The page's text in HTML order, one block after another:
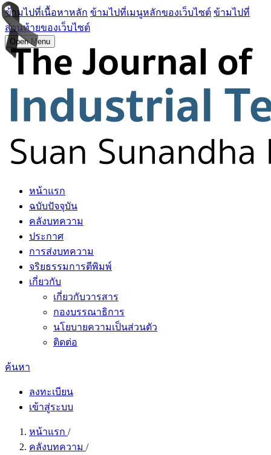
ข้ามไปที่เนื้อหาหลัก ข้ามไปที่เมนูหลักของเว็บไซต์ ข้ามไปที่
ส่วนท้ายของเว็บไซต์
Open Menu
หน้าแรก
ฉบับปัจจุบัน
คลังบทความ
ประกาศ
การส่งบทความ
จริยธรรมการตีพิมพ์
เกี่ยวกับ
เกี่ยวกับวารสาร
กองบรรณาธิการ
นโยบายความเป็นส่วนตัว
ติดต่อ
ค้นหา
ลงทะเบียน
เข้าสู่ระบบ
หน้าแรก /
คลังบทความ /